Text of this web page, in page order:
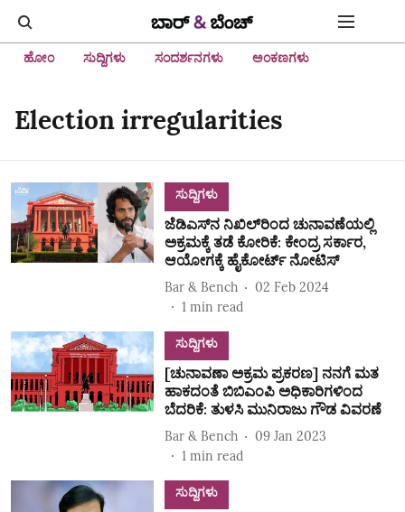
ಹೋಂ ಸುದ್ದಿಗಳು ಸಂದರ್ಶನಗಳು ಅಂಕಣಗಳು
Election irregularities
ಸುದ್ದಿಗಳು
ಜೆಡಿಎಸ್‌ನ ನಿಖಿಲ್‌ರಿಂದ ಚುನಾವಣೆಯಲ್ಲಿ
ಅಕ್ರಮಕ್ಕೆ ತಡೆ ಕೋರಿಕೆ: ಕೇಂದ್ರ ಸರ್ಕಾರ,
ಆಯೋಗಕ್ಕೆ ಹೈಕೋರ್ಟ್‌ ನೋಟಿಸ್‌
Bar & Bench
02 Feb 2024
1 min read
ಸುದ್ದಿಗಳು
[ಚುನಾವಣಾ ಅಕ್ರಮ ಪ್ರಕರಣ] ನನಗೆ ಮತ
ಹಾಕದಂತೆ ಬಿಬಿಎಂಪಿ ಅಧಿಕಾರಿಗಳಿಂದ
ಬೆದರಿಕೆ: ತುಳಸಿ ಮುನಿರಾಜು ಗೌಡ ವಿವರಣೆ
Bar & Bench
09 Jan 2023
1 min read
ಸುದ್ದಿಗಳು